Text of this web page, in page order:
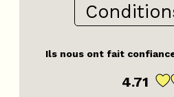
Ils nous ont fait
4.71